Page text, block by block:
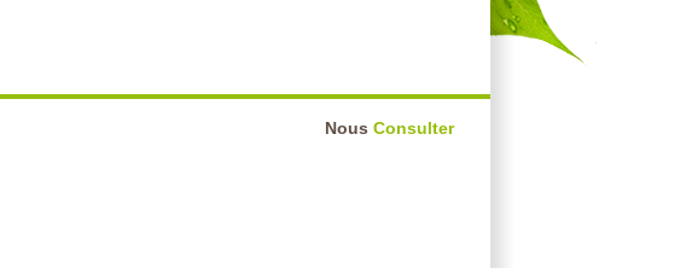
Nous Consulter